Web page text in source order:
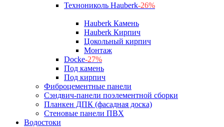
Технониколь Hauberk-26%
Hauberk Камень
Hauberk Кирпич
Цокольный кирпич
Монтаж
Docke-27%
Под камень
Под кирпич
Фиброцементные панели
Сэндвич-панели поэлементной сборки
Планкен ДПК (фасадная доска)
Стеновые панели ПВХ
Водостоки